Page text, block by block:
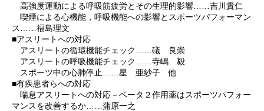
高強度運動による呼吸筋疲労とその生理的影響……吉川貴仁
喫煙による心機能，呼吸機能への影響とスポーツパフォーマン
ス……福島理文
■アスリートへの対応
アスリートの循環機能チェック……礒 良崇
アスリートの呼吸機能チェック……寺嶋 毅
スポーツ中の心肺停止……星 亜紗子 他
■有疾患者らへの対応
喘息アスリートへの対応－ベータ２作用薬はスポーツパフォー
マンスを改善するか……蒲原一之